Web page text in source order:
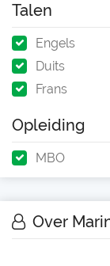
Talen
Engels
Duits
Frans
Opleiding
MBO
Over